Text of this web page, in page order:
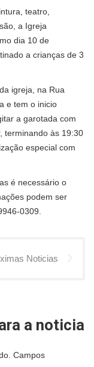
teatro,
a Igreja
dia 10 de
a crianças de 3
igreja, na Rua
e tem o inicio
a garotada com
terminando às 19:30
especial com
é necessário o
podem ser
0309.
Noticias
a noticia
Campos